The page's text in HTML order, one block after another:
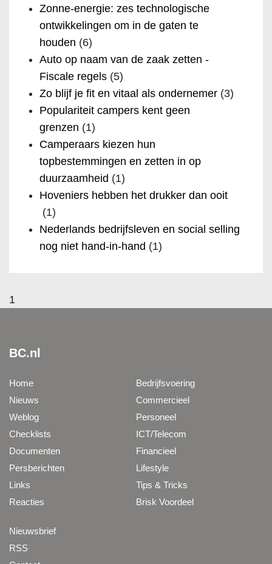
Zonne-energie: zes technologische
ontwikkelingen om in de gaten te
houden (6)
Auto op naam van de zaak zetten -
Fiscale regels (5)
Zo blijf je fit en vitaal als ondernemer (3)
Populariteit campers kent geen
grenzen (1)
Camperaars kiezen hun
topbestemmingen en zetten in op
duurzaamheid (1)
Hoveniers hebben het drukker dan ooit
(1)
Nederlands bedrijfsleven en social selling
nog niet hand-in-hand (1)
1
BC.nl
Home
Nieuws
Weblog
Checklists
Documenten
Persberichten
Links
Reacties
Bedrijfsvoering
Commercieel
Personeel
ICT/Telecom
Financieel
Lifestyle
Tips & Tricks
Brisk Voordeel
Nieuwsbrief
RSS